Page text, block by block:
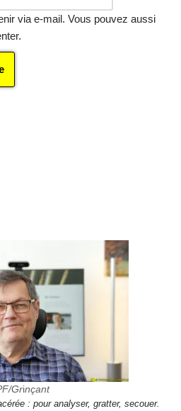
via e-mail. Vous pouvez aussi
Grinçant
: pour analyser, gratter, secouer.